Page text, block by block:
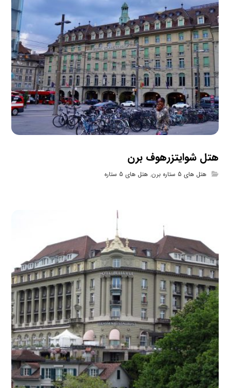
هتل شوایتزرهوف برن
هتل های 5 ستاره برن ,هتل های 5 ستاره